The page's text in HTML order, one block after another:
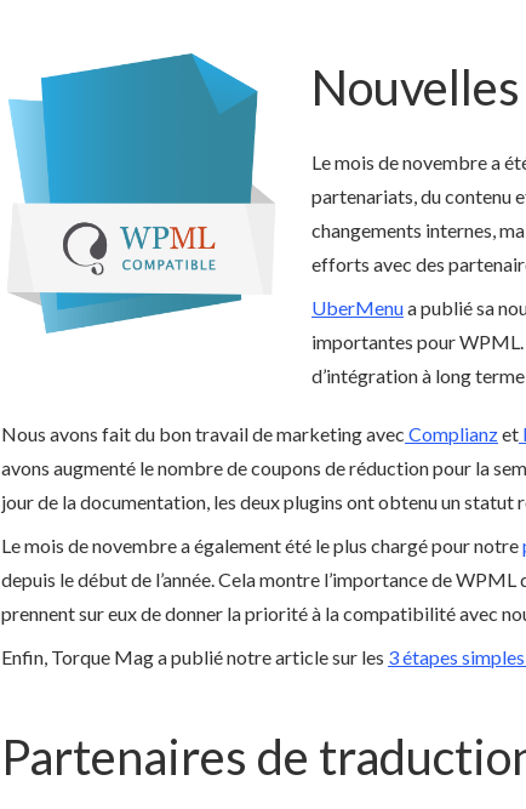
Le mois de novembre a
partenariats, du contenu
changements internes,
efforts avec des
UberMenua publié sa
importantes pour WPML.
d’intégration à long
Nous avons fait du bon travail de marketing avec Complianzet
avons augmenté le nombre de coupons de réduction pour la
jour de la documentation, les deux plugins ont obtenu un
Le mois de novembre a également été le plus chargé pour notre
depuis le début de l’année. Cela montre l’importance de
prennent sur eux de donner la priorité à la compatibilité avec
Enfin, Torque Mag a publié notre article sur les 3 étapes
Partenaires de